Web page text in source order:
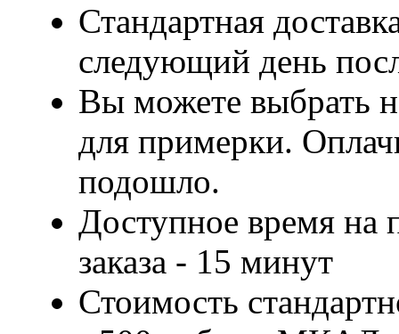
Стандартная
следующий день
Вы можете выбрать
для примерки.
подошло.
Доступное время на
заказа - 15 минут
Стоимость